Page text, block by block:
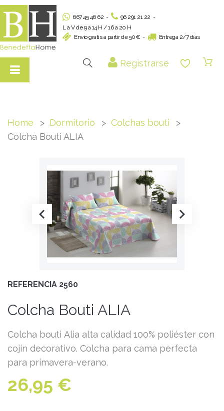
667 45 46 62 - 96 291 21 22 -
L a V de 9 a 14 H / 16 a 20 H
Envío gratis a partir de 50€ - Entrega 2/7 días
Registrarse
Home Dormitorio
Colchas bouti
Colcha Bouti ALIA
REFERENCIA 2560
Colcha Bouti ALIA
Colcha bouti Alia alta calidad 100% poliéster con
cojín decorativo. Colcha para cama perfecta
para primavera-verano.
26,95 €